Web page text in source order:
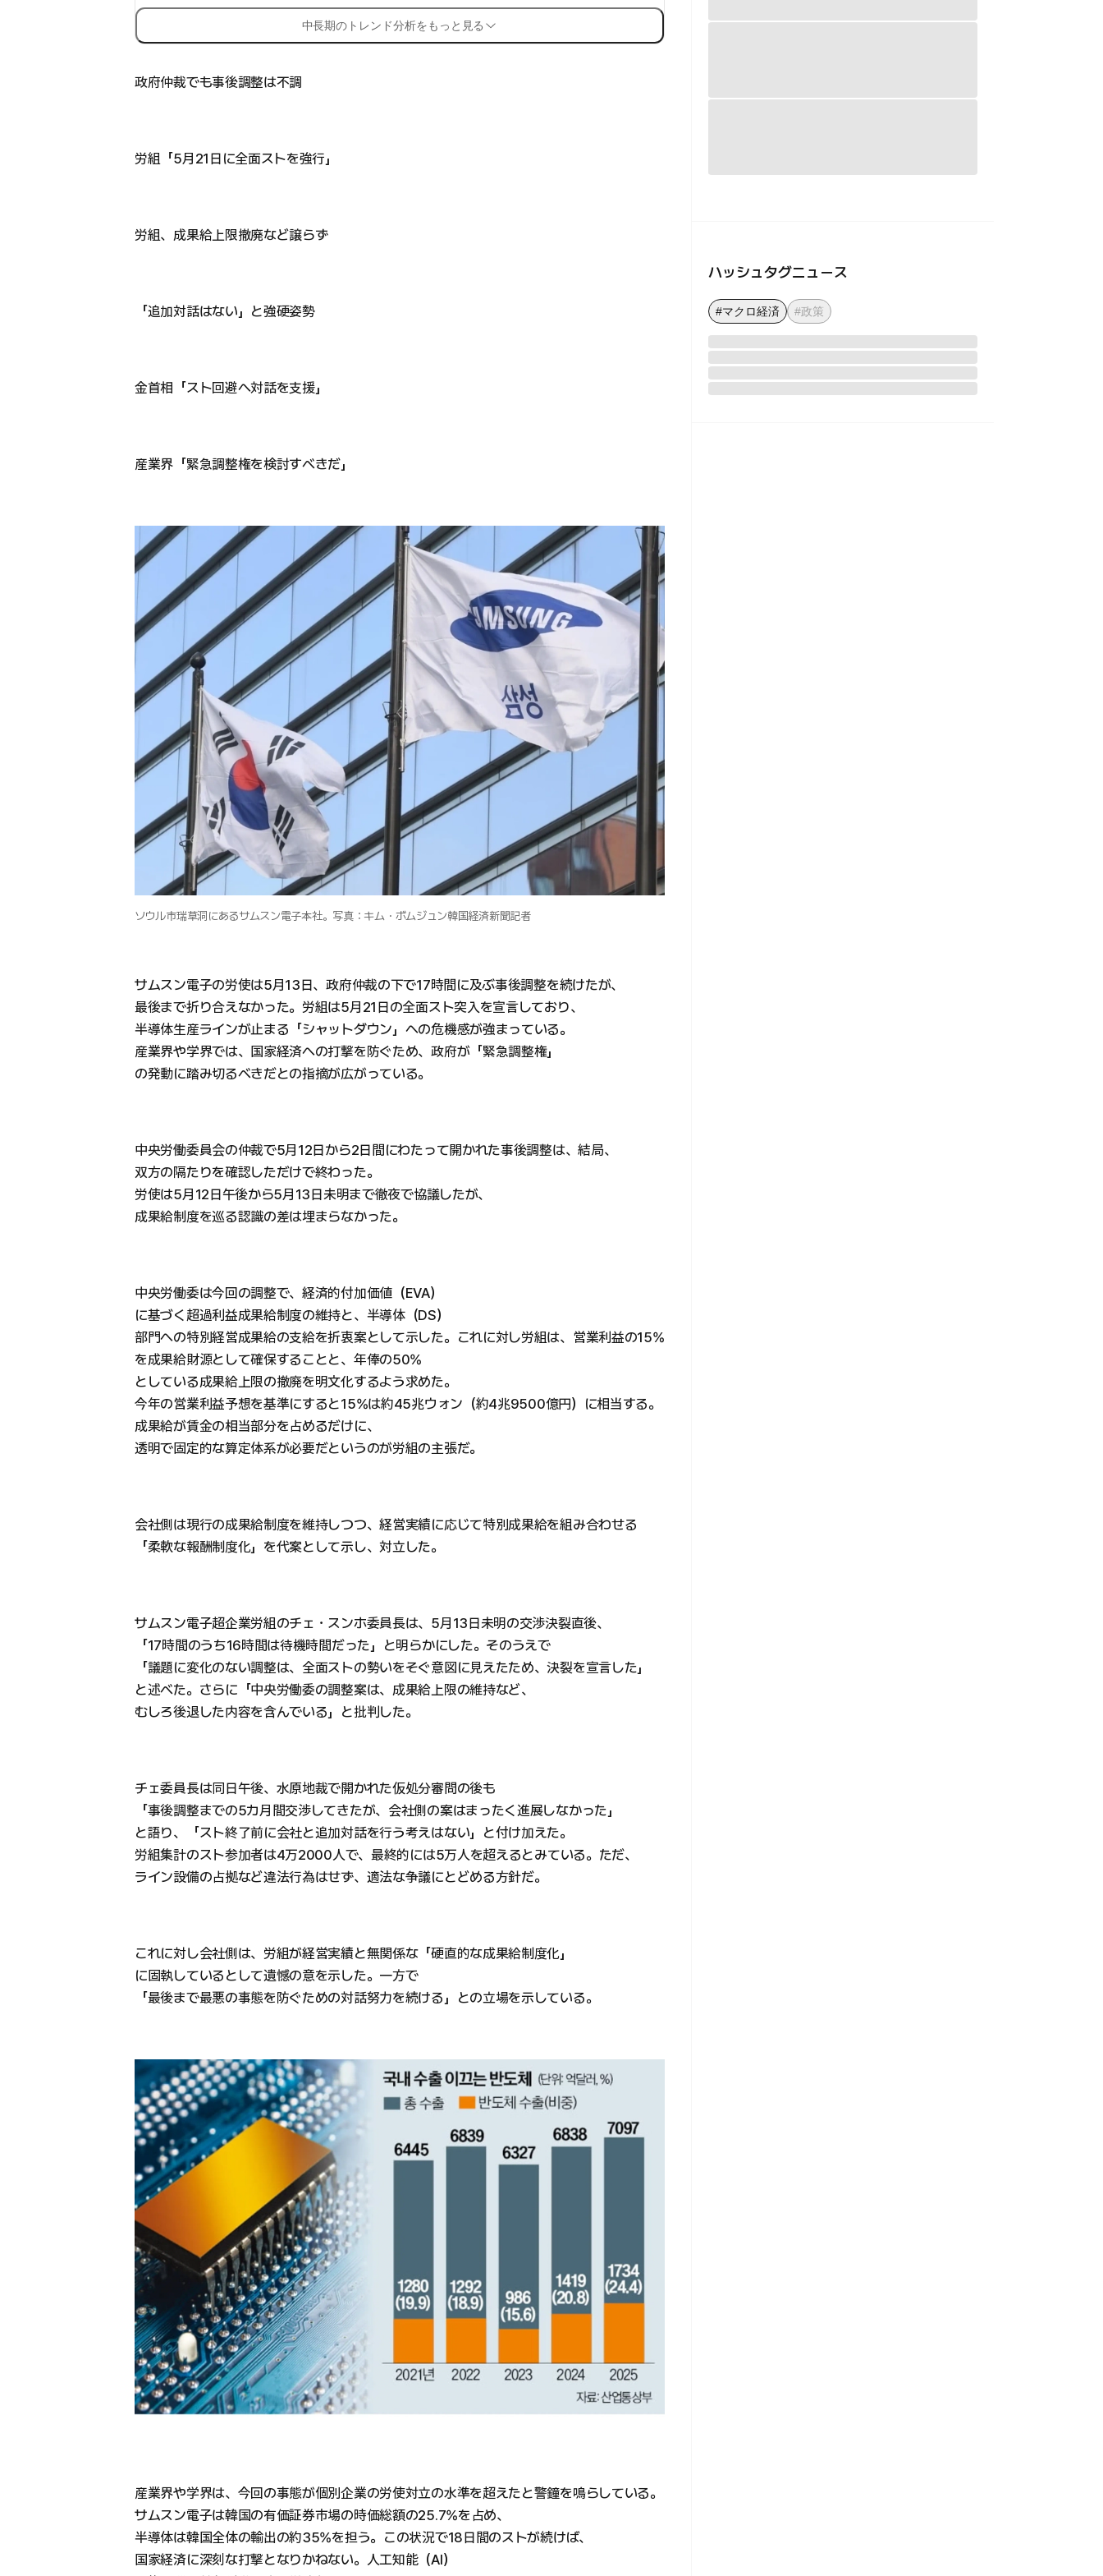
中長期のトレンド分析をもっと見る
政府仲裁でも事後調整は不調
労組「5月21日に全面ストを強行」
労組、成果給上限撤廃など譲らず
「追加対話はない」と強硬姿勢
金首相「スト回避へ対話を支援」
産業界「緊急調整権を検討すべきだ」
ソウル市瑞草洞にあるサムスン電子本社。写真：キム・ボムジュン韓国経済新聞記者
サムスン電子の労使は5月13日、政府仲裁の下で17時間に及ぶ事後調整を続けたが、
最後まで折り合えなかった。労組は5月21日の全面スト突入を宣言しており、
半導体生産ラインが止まる「シャットダウン」への危機感が強まっている。
産業界や学界では、国家経済への打撃を防ぐため、政府が「緊急調整権」
の発動に踏み切るべきだとの指摘が広がっている。
中央労働委員会の仲裁で5月12日から2日間にわたって開かれた事後調整は、結局、
双方の隔たりを確認しただけで終わった。
労使は5月12日午後から5月13日未明まで徹夜で協議したが、
成果給制度を巡る認識の差は埋まらなかった。
中央労働委は今回の調整で、経済的付加価値（EVA）
に基づく超過利益成果給制度の維持と、半導体（DS）
部門への特別経営成果給の支給を折衷案として示した。これに対し労組は、営業利益の15%
を成果給財源として確保することと、年俸の50%
としている成果給上限の撤廃を明文化するよう求めた。
今年の営業利益予想を基準にすると15%は約45兆ウォン（約4兆9500億円）に相当する。
成果給が賃金の相当部分を占めるだけに、
透明で固定的な算定体系が必要だというのが労組の主張だ。
会社側は現行の成果給制度を維持しつつ、経営実績に応じて特別成果給を組み合わせる
「柔軟な報酬制度化」を代案として示し、対立した。
サムスン電子超企業労組のチェ・スンホ委員長は、5月13日未明の交渉決裂直後、
「17時間のうち16時間は待機時間だった」と明らかにした。そのうえで
「議題に変化のない調整は、全面ストの勢いをそぐ意図に見えたため、決裂を宣言した」
と述べた。さらに「中央労働委の調整案は、成果給上限の維持など、
むしろ後退した内容を含んでいる」と批判した。
チェ委員長は同日午後、水原地裁で開かれた仮処分審問の後も
「事後調整までの5カ月間交渉してきたが、会社側の案はまったく進展しなかった」
と語り、「スト終了前に会社と追加対話を行う考えはない」と付け加えた。
労組集計のスト参加者は4万2000人で、最終的には5万人を超えるとみている。ただ、
ライン設備の占拠など違法行為はせず、適法な争議にとどめる方針だ。
これに対し会社側は、労組が経営実績と無関係な「硬直的な成果給制度化」
に固執しているとして遺憾の意を示した。一方で
「最後まで最悪の事態を防ぐための対話努力を続ける」との立場を示している。
産業界や学界は、今回の事態が個別企業の労使対立の水準を超えたと警鐘を鳴らしている。
サムスン電子は韓国の有価証券市場の時価総額の25.7%を占め、
半導体は韓国全体の輸出の約35%を担う。この状況で18日間のストが続けば、
国家経済に深刻な打撃となりかねない。人工知能（AI）
ハッシュタグニュース
#マクロ経済 #政策